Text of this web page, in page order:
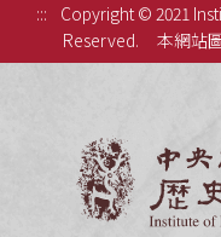
:::
Copyright © 2021
Reserved.
本網站